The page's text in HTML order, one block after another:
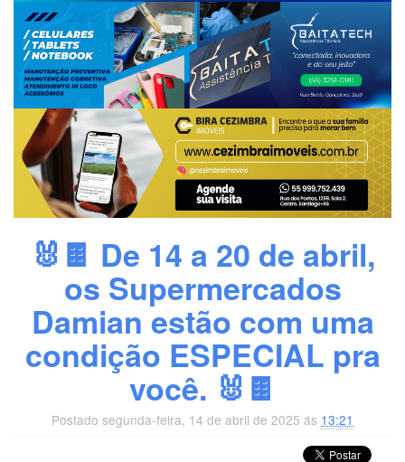
🐰🍫 De 14 a 20 de abril,
os Supermercados
Damian estão com uma
condição ESPECIAL pra
você. 🐰🍫
Postado segunda-feira, 14 de abril de 2025 ás 13:21